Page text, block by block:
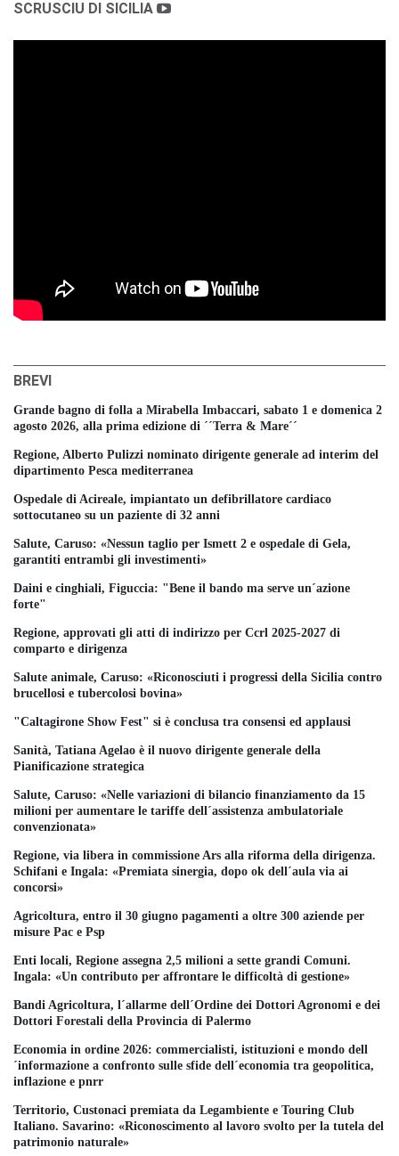
SCRUSCIU DI SICILIA
BREVI
Grande bagno di folla a Mirabella Imbaccari, sabato 1 e domenica 2
agosto 2026, alla prima edizione di ´´Terra & Mare´´
Regione, Alberto Pulizzi nominato dirigente generale ad interim del
dipartimento Pesca mediterranea
Ospedale di Acireale, impiantato un defibrillatore cardiaco
sottocutaneo su un paziente di 32 anni
Salute, Caruso: «Nessun taglio per Ismett 2 e ospedale di Gela,
garantiti entrambi gli investimenti»
Daini e cinghiali, Figuccia: "Bene il bando ma serve un´azione
forte"
Regione, approvati gli atti di indirizzo per Ccrl 2025-2027 di
comparto e dirigenza
Salute animale, Caruso: «Riconosciuti i progressi della Sicilia contro
brucellosi e tubercolosi bovina»
"Caltagirone Show Fest" si è conclusa tra consensi ed applausi
Sanità, Tatiana Agelao è il nuovo dirigente generale della
Pianificazione strategica
Salute, Caruso: «Nelle variazioni di bilancio finanziamento da 15
milioni per aumentare le tariffe dell´assistenza ambulatoriale
convenzionata»
Regione, via libera in commissione Ars alla riforma della dirigenza.
Schifani e Ingala: «Premiata sinergia, dopo ok dell´aula via ai
concorsi»
Agricoltura, entro il 30 giugno pagamenti a oltre 300 aziende per
misure Pac e Psp
Enti locali, Regione assegna 2,5 milioni a sette grandi Comuni.
Ingala: «Un contributo per affrontare le difficoltà di gestione»
Bandi Agricoltura, l´allarme dell´Ordine dei Dottori Agronomi e dei
Dottori Forestali della Provincia di Palermo
Economia in ordine 2026: commercialisti, istituzioni e mondo dell
´informazione a confronto sulle sfide dell´economia tra geopolitica,
inflazione e pnrr
Territorio, Custonaci premiata da Legambiente e Touring Club
Italiano. Savarino: «Riconoscimento al lavoro svolto per la tutela del
patrimonio naturale»